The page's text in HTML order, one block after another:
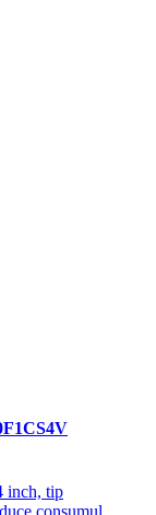
inch, tip
consumul.